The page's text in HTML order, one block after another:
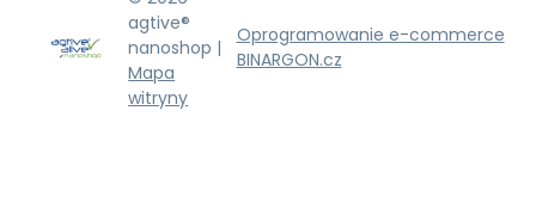
agtive®
nanoshop |
Mapa
witryny
Oprogramowanie e-commerce
BINARGON.cz